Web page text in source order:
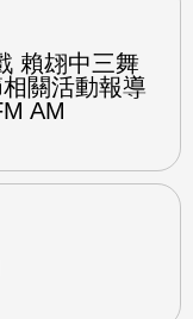
賴翃中三舞
關活動報導
AM